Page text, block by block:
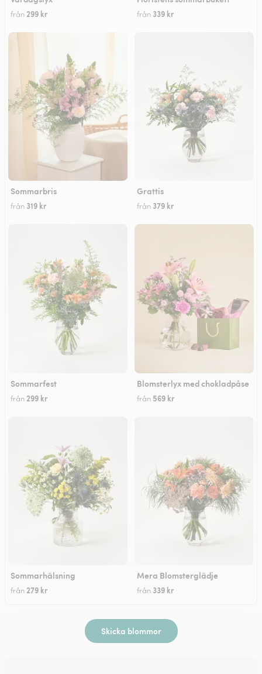
från 299 kr från 339 kr
Sommarbris
från 319 kr
Grattis
från 379 kr
Sommarfest
från 299 kr
Blomsterlyx med chokladpåse
från 569 kr
Sommarhälsning
från279 kr
Mera Blomsterglädje
från 339 kr
Skicka blommor